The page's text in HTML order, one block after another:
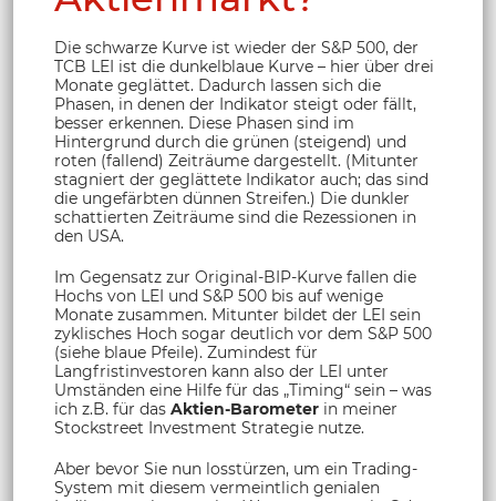
Die schwarze Kurve ist wieder der S&P 500, der
TCB LEI ist die dunkelblaue Kurve – hier über drei
Monate geglättet. Dadurch lassen sich die
Phasen, in denen der Indikator steigt oder fällt,
besser erkennen. Diese Phasen sind im
Hintergrund durch die grünen (steigend) und
roten (fallend) Zeiträume dargestellt. (Mitunter
stagniert der geglättete Indikator auch; das sind
die ungefärbten dünnen Streifen.) Die dunkler
schattierten Zeiträume sind die Rezessionen in
den USA.
Im Gegensatz zur Original-BIP-Kurve fallen die
Hochs von LEI und S&P 500 bis auf wenige
Monate zusammen. Mitunter bildet der LEI sein
zyklisches Hoch sogar deutlich vor dem S&P 500
(siehe blaue Pfeile). Zumindest für
Langfristinvestoren kann also der LEI unter
Umständen eine Hilfe für das „Timing“ sein – was
ich z.B. für das Aktien-Barometer in meiner
Stockstreet Investment Strategie nutze.
Aber bevor Sie nun losstürzen, um ein Trading-
System mit diesem vermeintlich genialen